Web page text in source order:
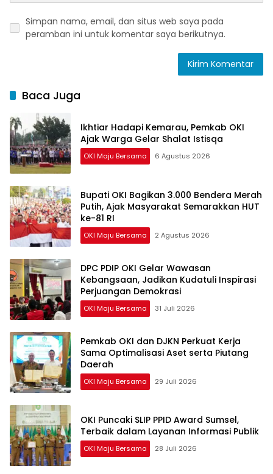
Simpan nama, email, dan situs web saya pada
peramban ini untuk komentar saya berikutnya.
Baca Juga
Ikhtiar Hadapi Kemarau, Pemkab OKI
Ajak Warga Gelar Shalat Istisqa
OKI Maju Bersama 6 Agustus 2026
Bupati OKI Bagikan 3.000 Bendera Merah
Putih, Ajak Masyarakat Semarakkan HUT
ke-81 RI
OKI Maju Bersama 2 Agustus 2026
DPC PDIP OKI Gelar Wawasan
Kebangsaan, Jadikan Kudatuli Inspirasi
Perjuangan Demokrasi
OKI Maju Bersama 31 Juli 2026
Pemkab OKI dan DJKN Perkuat Kerja
Sama Optimalisasi Aset serta Piutang
Daerah
OKI Maju Bersama 29 Juli 2026
OKI Puncaki SLIP PPID Award Sumsel,
Terbaik dalam Layanan Informasi Publik
OKI Maju Bersama 28 Juli 2026